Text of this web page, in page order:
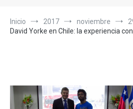
Inicio 2017 noviembre
David Yorke en Chile: la experiencia